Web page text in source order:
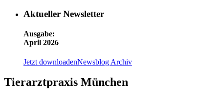
Aktueller Newsletter
Ausgabe:
April 2026
Jetzt downloadenNewsblog Archiv
Tierarztpraxis München